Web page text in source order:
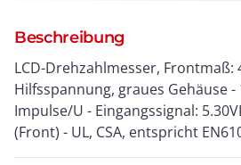
Beschreibung
LCD-Drehzahlmesser, Frontmaß:
Hilfsspannung, graues Gehäuse -
Impulse/U - Eingangssignal:
(Front) - UL, CSA, entspricht